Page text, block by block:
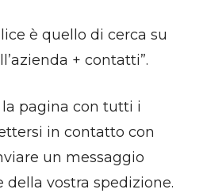
è quello di cerca su
+ contatti”.
pagina con tutti i
in contatto con
un messaggio
vostra spedizione.